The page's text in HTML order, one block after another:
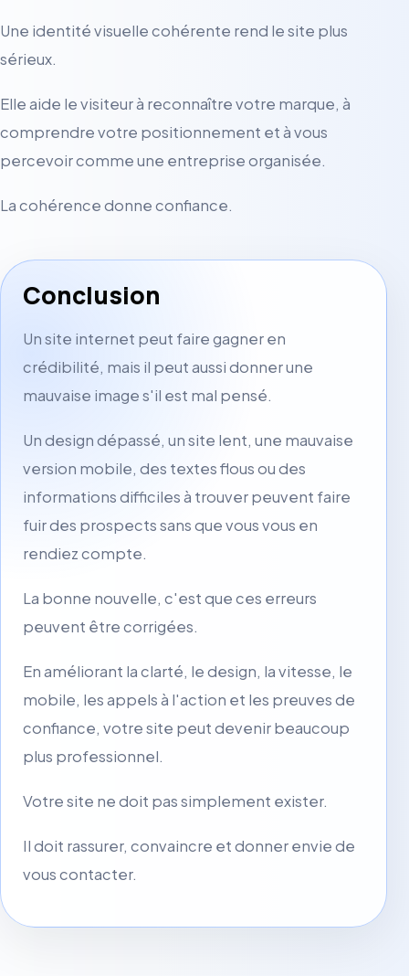
Une identité visuelle cohérente rend le site plus
sérieux.
Elle aide le visiteur à reconnaître votre marque, à
comprendre votre positionnement et à vous
percevoir comme une entreprise organisée.
La cohérence donne confiance.
Conclusion
Un site internet peut faire gagner en
crédibilité, mais il peut aussi donner une
mauvaise image s'il est mal pensé.
Un design dépassé, un site lent, une mauvaise
version mobile, des textes flous ou des
informations difficiles à trouver peuvent faire
fuir des prospects sans que vous vous en
rendiez compte.
La bonne nouvelle, c'est que ces erreurs
peuvent être corrigées.
En améliorant la clarté, le design, la vitesse, le
mobile, les appels à l'action et les preuves de
confiance, votre site peut devenir beaucoup
plus professionnel.
Votre site ne doit pas simplement exister.
Il doit rassurer, convaincre et donner envie de
vous contacter.